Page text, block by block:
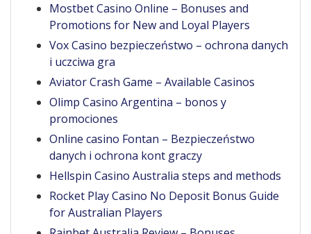
Mostbet Casino Online – Bonuses and
Promotions for New and Loyal Players
Vox Casino bezpieczeństwo – ochrona danych
i uczciwa gra
Aviator Crash Game – Available Casinos
Olimp Casino Argentina – bonos y
promociones
Online casino Fontan – Bezpieczeństwo
danych i ochrona kont graczy
Hellspin Casino Australia steps and methods
Rocket Play Casino No Deposit Bonus Guide
for Australian Players